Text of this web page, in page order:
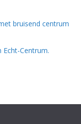
bruisend centrum
Echt-Centrum.